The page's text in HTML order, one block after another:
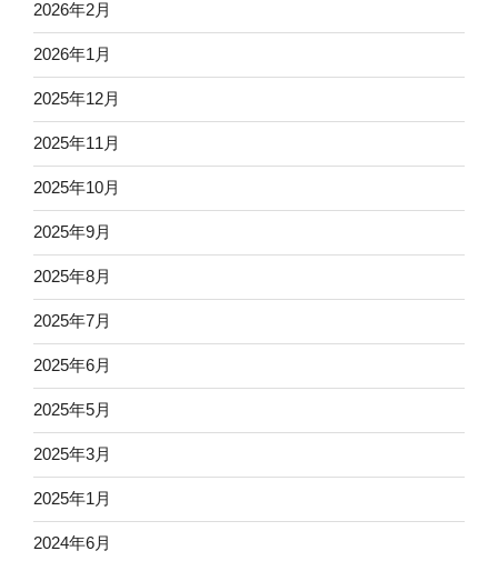
2026年2月
2026年1月
2025年12月
2025年11月
2025年10月
2025年9月
2025年8月
2025年7月
2025年6月
2025年5月
2025年3月
2025年1月
2024年6月